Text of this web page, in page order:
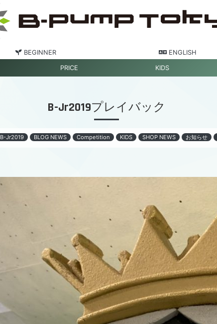
BEGINNER ENGLISH
PRICE KIDS
B-Jr2019プレイバック
B-Jr2019 BLOG NEWS Competition KIDS SHOP NEWS お知らせ